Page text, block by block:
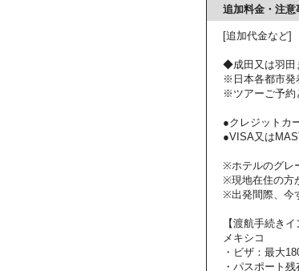
追加料金・注意
[追加代金など]
◆成田又は羽田
※日本各都市発
※ツアーご予約
●クレジットカ
●VISA又は
※ホテルのグレ
※現地在住の方
※出発間際、今
【渡航手続き
メキシコ
・ビザ：最大
・パスポート